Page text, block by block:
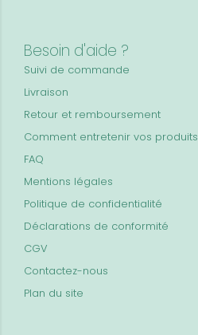
Besoin d'aide ?
Suivi de commande
Livraison
Retour et remboursement
Comment entretenir vos produits
FAQ
Mentions légales
Politique de confidentialité
Déclarations de conformité
CGV
Contactez-nous
Plan du site